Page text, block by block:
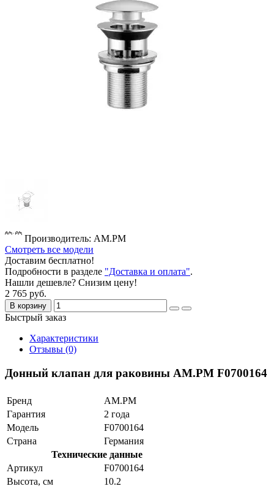
Производитель: AM.PM
Смотреть все модели
Доставим бесплатно!
Подробности в разделе "Доставка и оплата".
Нашли дешевле? Снизим цену!
2 765 руб.
В корзину
Быстрый заказ
Характеристики
Отзывы (0)
Донный клапан для раковины AM.PM F0700164
Бренд
AM.PM
Гарантия
2 года
Модель
F0700164
Страна
Германия
Технические данные
Артикул
F0700164
Высота, см
10.2